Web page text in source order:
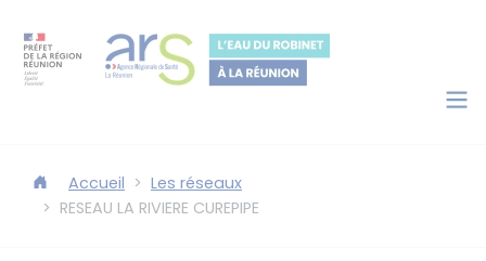
au contenu
Accéder au moteur de recherche
Accueil
Les réseaux
RESEAU LA RIVIERE CUREPIPE